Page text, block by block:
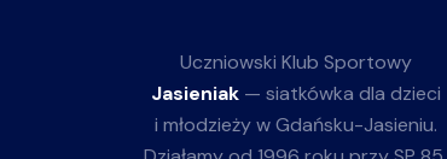
Uczniowski Klub Sportowy
Jasieniak— siatkówka dla dzieci
i młodzieży w Gdańsku-Jasieniu.